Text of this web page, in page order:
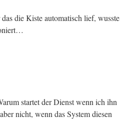
die Kiste automatisch lief, wusste
startet der Dienst wenn ich ihn
nicht, wenn das System diesen